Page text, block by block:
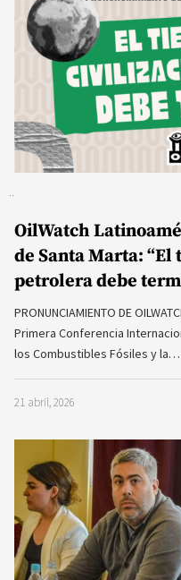
OilWatch
de Santa Marta:
petrolera debe
PRONUNCIAMIENTO DE
Primera Conferencia
los Combustibles Fósiles y la…
21 abril, 2026